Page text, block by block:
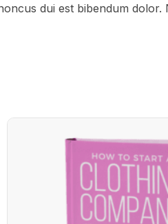
dui est bibendum dolor.